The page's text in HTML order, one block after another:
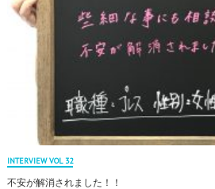
INTERVIEW VOL 32
不安が解消されました！！